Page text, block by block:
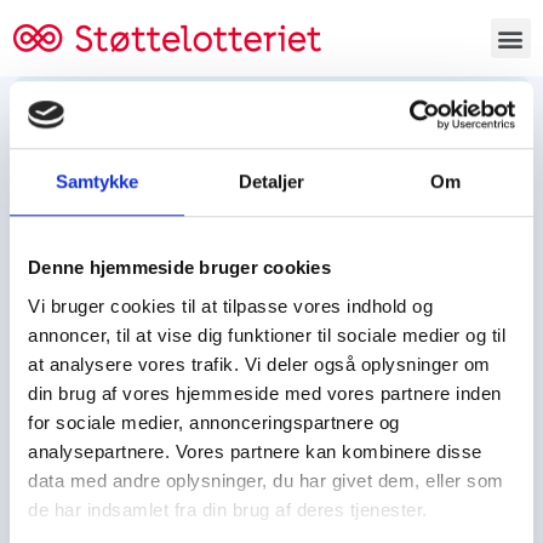
Samtykke Detaljer Om
Denne hjemmeside bruger cookies
Vi bruger cookies til at tilpasse vores indhold og
annoncer, til at vise dig funktioner til sociale medier og til
at analysere vores trafik. Vi deler også oplysninger om
din brug af vores hjemmeside med vores partnere inden
for sociale medier, annonceringspartnere og
analysepartnere. Vores partnere kan kombinere disse
data med andre oplysninger, du har givet dem, eller som
de har indsamlet fra din brug af deres tjenester.
Tjen penge og støt
Tjen penge til:
Spejdere/spejdergruppen/FDF’ere, m.fl.
Kontor
Tjenpengeogstoet.dk
Ejby Industrivej 91
DK – 2600 Glostrup
CVR: 19347508